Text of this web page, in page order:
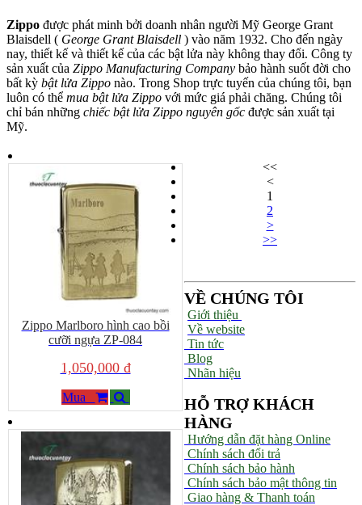
Zippo được phát minh bởi doanh nhân người Mỹ George Grant
Blaisdell ( George Grant Blaisdell ) vào năm 1932. Cho đến ngày
nay, thiết kế và thiết kế của các bật lửa này không thay đổi. Công ty
sản xuất của Zippo Manufacturing Company bảo hành suốt đời cho
bất kỳ bật lửa Zippo nào. Trong Shop trực tuyến của chúng tôi, bạn
luôn có thể mua bật lửa Zippo với mức giá phải chăng. Chúng tôi
chỉ bán những chiếc bật lửa Zippo nguyên gốc được sản xuất tại
Mỹ.
Zippo Marlboro hình cao bồi
cưỡi ngựa ZP-084
1,050,000 đ
Mua
<<
<
1
2
>
>>
VỀ CHÚNG TÔI
Giới thiệu
Về website
Tin tức
Blog
Nhãn hiệu
HỖ TRỢ KHÁCH
HÀNG
Hướng dẫn đặt hàng Online
Chính sách đổi trả
Chính sách bảo hành
Chính sách bảo mật thông tin
Giao hàng & Thanh toán